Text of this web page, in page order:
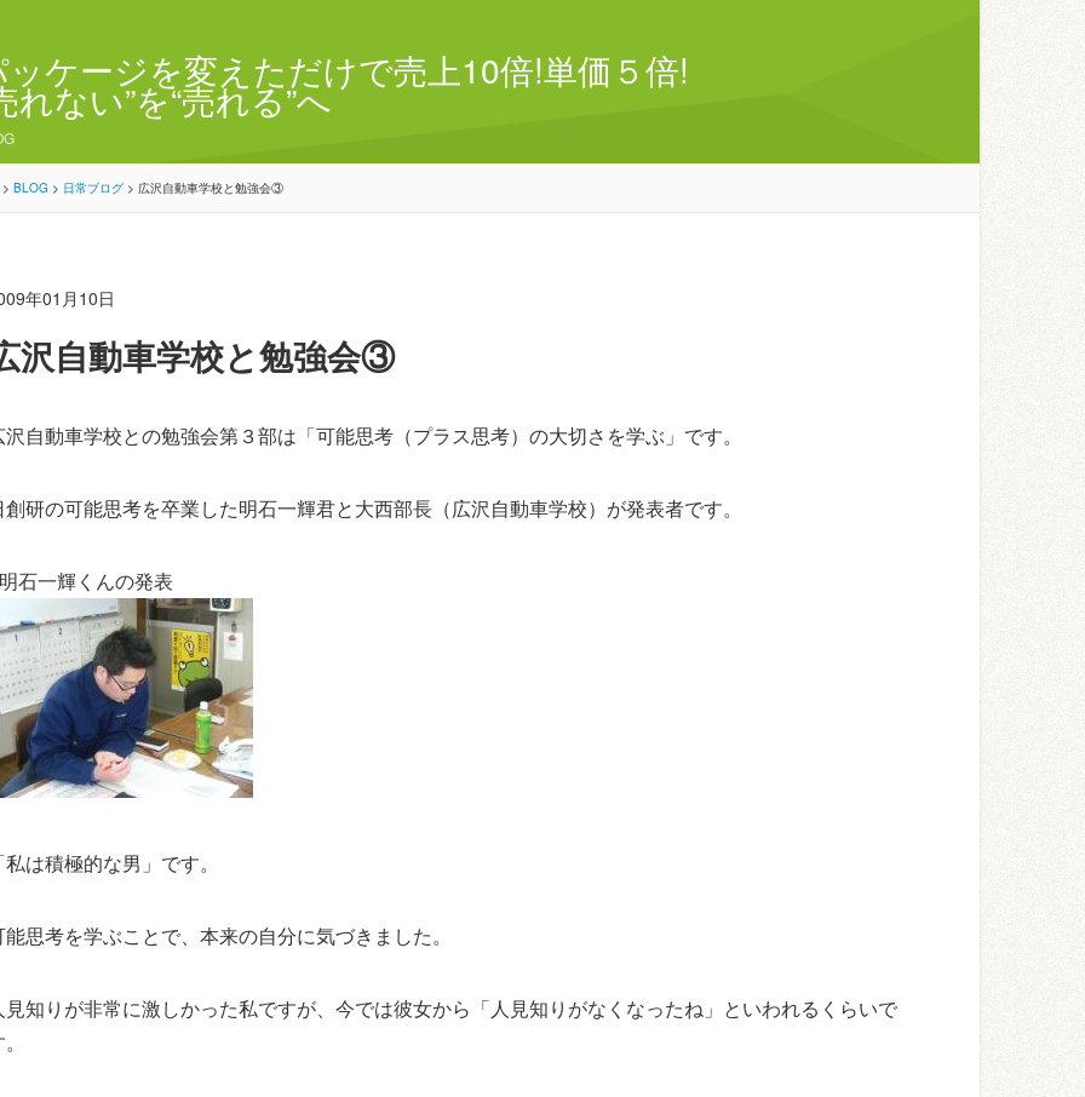
ケージを変えただけで売上10倍!単価５倍!
れない”を“売れる”へ
> BLOG > 日常ブログ > 広沢自動車学校と勉強会③
年01月10日
沢自動車学校と勉強会③
沢自動車学校との勉強会第３部は「可能思考（プラス思考）の大切さを学ぶ」です。
創研の可能思考を卒業した明石一輝君と大西部長（広沢自動車学校）が発表者です。
石一輝くんの発表
私は積極的な男」です。
能思考を学ぶことで、本来の自分に気づきました。
見知りが非常に激しかった私ですが、今では彼女から「人見知りがなくなったね」といわれるくらいで